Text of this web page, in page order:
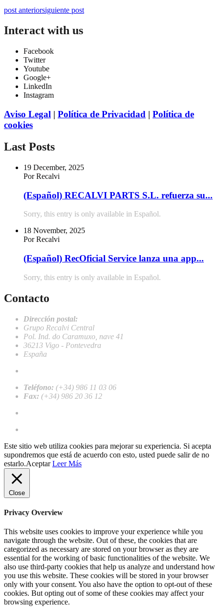
post anteriorsiguiente post
Interact with us
Facebook
Twitter
Youtube
Google+
LinkedIn
Instagram
Aviso Legal | Política de Privacidad | Política de
cookies
Last Posts
19 December, 2025
Por Recalvi
(Español) RECALVI PARTS S.L. refuerza su...
Sorry, this entry is only available in Español.
18 November, 2025
Por Recalvi
(Español) RecOficial Service lanza una app...
Sorry, this entry is only available in Español.
Contacto
Dirección postal:
Grupo Recalvi Central
Pol. Ind. do Caramuxo, nave 41
36213 Vigo - Pontevedra
España
Teléfono: (+34) 986 11 03 06
Fax: (+34) 986 20 36 12
Este sitio web utiliza cookies para mejorar su experiencia. Si acepta
supondremos que está de acuerdo con esto, usted puede salir de no
estarlo.Aceptar Leer Más
Close
Privacy Overview
This website uses cookies to improve your experience while you
navigate through the website. Out of these, the cookies that are
categorized as necessary are stored on your browser as they are
essential for the working of basic functionalities of the website. We
also use third-party cookies that help us analyze and understand how
you use this website. These cookies will be stored in your browser
only with your consent. You also have the option to opt-out of these
cookies. But opting out of some of these cookies may affect your
browsing experience.